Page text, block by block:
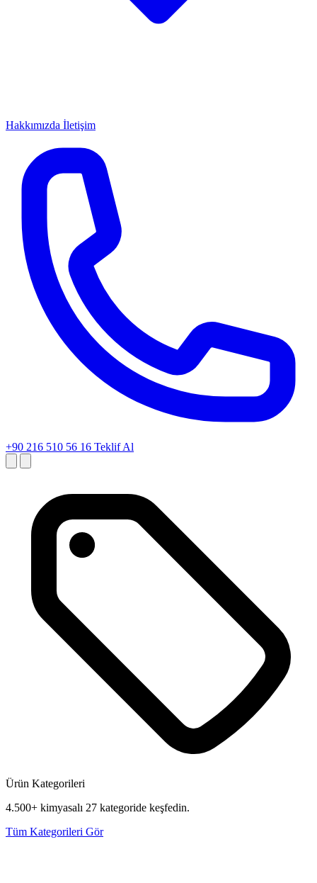
Hakkımızda İletişim
+90 216 510 56 16 Teklif Al
Ürün Kategorileri
4.500+ kimyasalı 27 kategoride keşfedin.
Tüm Kategorileri Gör